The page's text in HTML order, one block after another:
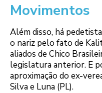
Movimentos
Além disso, há
o nariz pelo fato de
aliados de Chico
legislatura anterior. E
aproximação do ex-
Silva e Luna (PL).